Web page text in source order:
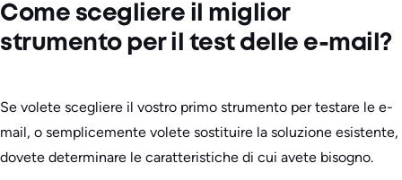
Come scegliere il miglior
strumento per il test delle e-mail?
Se volete scegliere il vostro primo strumento per testare le e-
mail, o semplicemente volete sostituire la soluzione esistente,
dovete determinare le caratteristiche di cui avete bisogno.